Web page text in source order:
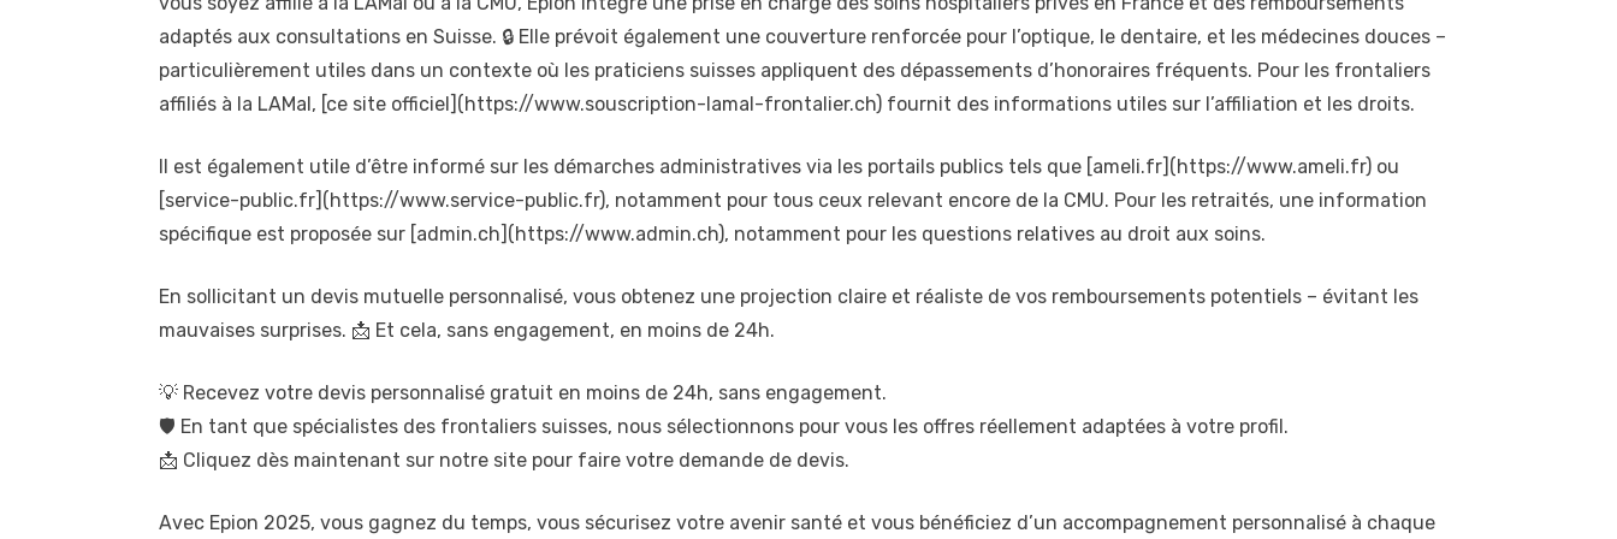
adaptés aux consultations en Suisse. 🔒 Elle prévoit également une couverture renforcée pour l’optique, le dentaire, et les médecines douces –
particulièrement utiles dans un contexte où les praticiens suisses appliquent des dépassements d’honoraires fréquents. Pour les frontaliers
affiliés à la LAMal, [ce site officiel](https://www.souscription-lamal-frontalier.ch) fournit des informations utiles sur l’affiliation et les droits.
Il est également utile d’être informé sur les démarches administratives via les portails publics tels que [ameli.fr](https://www.ameli.fr) ou
[service-public.fr](https://www.service-public.fr), notamment pour tous ceux relevant encore de la CMU. Pour les retraités, une information
spécifique est proposée sur [admin.ch](https://www.admin.ch), notamment pour les questions relatives au droit aux soins.
En sollicitant un devis mutuelle personnalisé, vous obtenez une projection claire et réaliste de vos remboursements potentiels – évitant les
mauvaises surprises. 📩 Et cela, sans engagement, en moins de 24h.
💡 Recevez votre devis personnalisé gratuit en moins de 24h, sans engagement.
🛡️ En tant que spécialistes des frontaliers suisses, nous sélectionnons pour vous les offres réellement adaptées à votre profil.
📩 Cliquez dès maintenant sur notre site pour faire votre demande de devis.
Avec Epion 2025, vous gagnez du temps, vous sécurisez votre avenir santé et vous bénéficiez d’un accompagnement personnalisé à chaque